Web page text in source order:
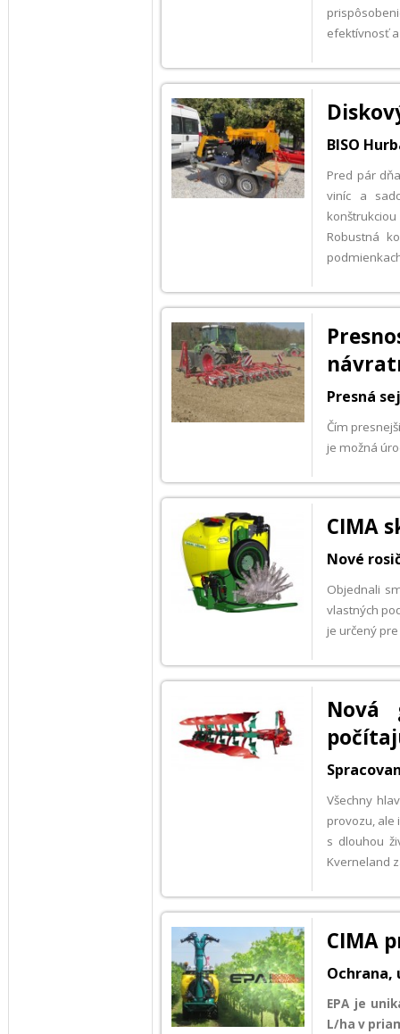
efektívnosť
BISO
Pred pár
viníc a
Robustná
Presná
Čím
je možná
CIMA
Nové
Objednali
vlastných
je určený
Nová
Všechny
provozu, ale
s dlouhou
Kverneland
CIMA
Ochrana,
EPA je
L/ha v